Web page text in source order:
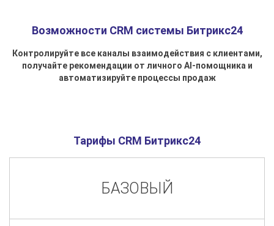
Возможности CRM системы Битрикс24
Контролируйте все каналы взаимодействия с клиентами,
получайте рекомендации от личного AI-помощника и
автоматизируйте процессы продаж
Тарифы CRM Битрикс24
БАЗОВЫЙ